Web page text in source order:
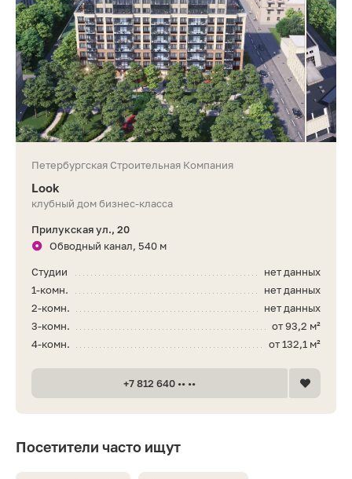
Посетители часто ищут
Петербургская Строительная Компания
Look
клубный дом бизнес-класса
Прилукская ул., 20
Обводный канал, 540 м
нет данных
Студии
нет данных
1-комн.
нет данных
2-комн.
от 93,2 м²
3-комн.
от 132,1 м²
4-комн.
+7 812 640 •• ••